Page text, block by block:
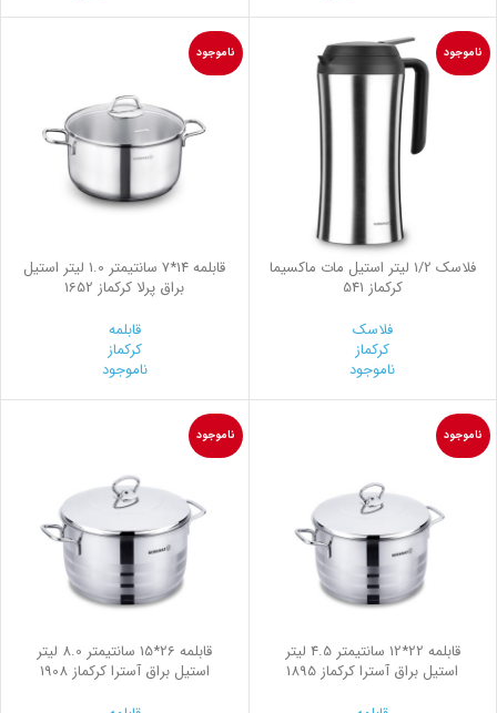
ناموجود
فلاسك 1/2 ليتر استيل مات ماكسيما
کرکماز 541
فلاسک
کرکماز
ناموجود
ناموجود
قابلمه 14*7 سانتیمتر 1.0 لیتر استیل
براق پرلا کرکماز 1652
قابلمه
کرکماز
ناموجود
ناموجود
قابلمه 22*12 سانتیمتر 4.5 لیتر
استیل براق آسترا کرکماز 1895
ناموجود
قابلمه 26*15 سانتیمتر 8.0 لیتر
استیل براق آسترا کرکماز 1908